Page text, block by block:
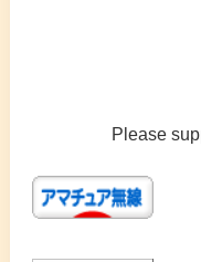
Please